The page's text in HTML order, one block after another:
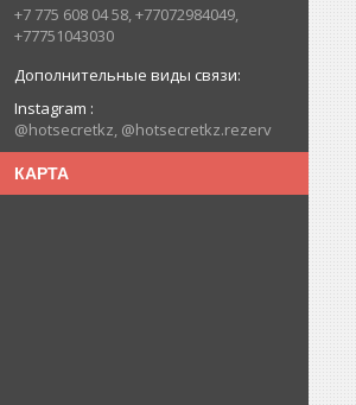
+7 775 608 04 58, +77072984049,
+77751043030
Instagram
@hotsecretkz, @hotsecretkz.rezerv
КАРТА